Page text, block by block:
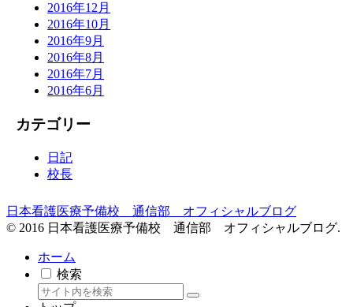
2016年12月
2016年10月
2016年9月
2016年8月
2016年7月
2016年6月
カテゴリー
日記
校長
日本看護医療予備校 通信部 オフィシャルブログ
© 2016 日本看護医療予備校 通信部 オフィシャルブログ.
ホーム
検索